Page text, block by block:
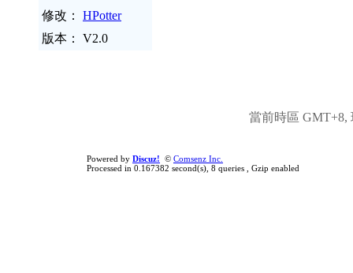
修改： HPotter
版本： V2.0
當前時區 GMT+8,
Powered by Discuz! © Comsenz Inc.
Processed in 0.167382 second(s), 8 queries , Gzip enabled